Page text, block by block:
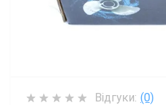
Відгуки: (0)